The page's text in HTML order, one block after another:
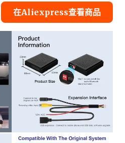
在Aliexpress查看商品